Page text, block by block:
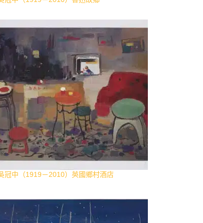
冠中（1919－2010）英國鄉村酒店